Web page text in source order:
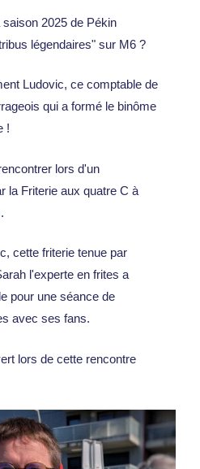
2025 de Pékin
légendaires" sur M6 ?
Ludovic, ce comptable de
qui a formé le binôme
!
lors d'un
la Friterie aux quatre C à
cette friterie tenue par
l'experte en frites a
pour une séance de
avec ses fans.
lors de cette rencontre